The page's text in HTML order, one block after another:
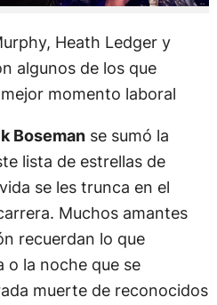
Heath Ledger y
algunos de los que
momento laboral
Bosemanse sumó la
lista de estrellas de
se les trunca en el
Muchos amantes
recuerdan lo que
o la noche que se
muerte de reconocidos